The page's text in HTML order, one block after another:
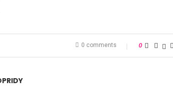
0 comments 0